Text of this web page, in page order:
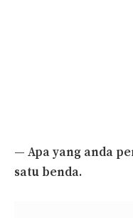
— Apa yang anda
satu benda.